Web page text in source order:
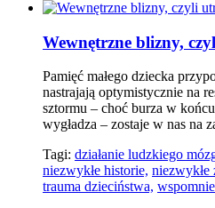
Wewnętrzne blizny,
Pamięć małego dziecka
nastrajają optymistycznie na
sztormu – choć burza w
wygładza – zostaje w nas na
Tagi: działanie ludzkiego
niezwykłe historie, niezwykłe
trauma dzieciństwa,